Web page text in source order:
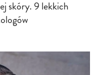
skóry. 9 lekkich